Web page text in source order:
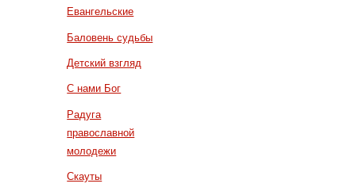
Евангельские
Баловень судьбы
Детский взгляд
С нами Бог
Радуга
православной
молодежи
Скауты